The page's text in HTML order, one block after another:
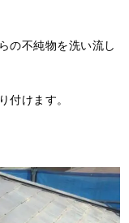
の不純物を洗い流し
けます。